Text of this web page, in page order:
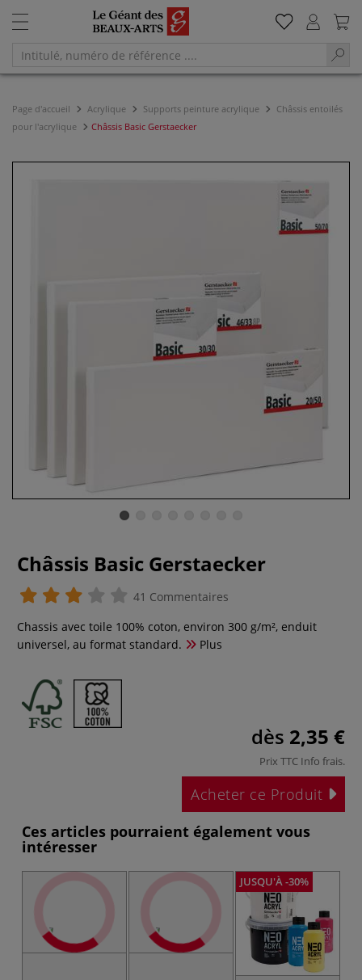
Page d'accueil Acrylique Supports peinture acrylique
Châssis entoilés
pour l'acrylique
Châssis Basic Gerstaecker
Châssis Basic Gerstaecker
41 Commentaires
Chassis avec toile 100% coton, environ 300 g/m², enduit
universel, au format standard.
Plus
dès 2,35 €
Prix TTC Info frais.
Acheter ce Produit
Ces articles pourraient également vous
intéresser
JUSQU'À -30%